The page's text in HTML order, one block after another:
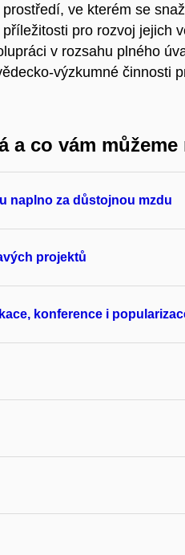
ve kterém se
příležitosti pro rozvoj jejich
v rozsahu plného
výzkumné činnosti
a co vám
naplno za důstojnou mzdu
projektů
konference i